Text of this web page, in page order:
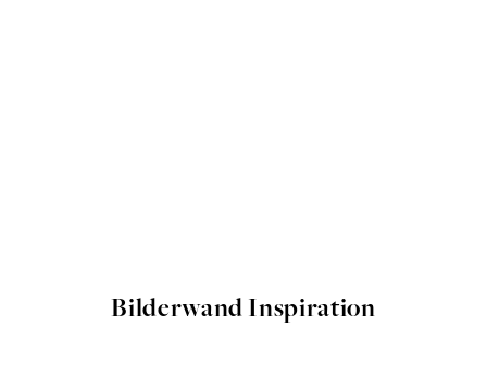
Bilderwand Inspiration